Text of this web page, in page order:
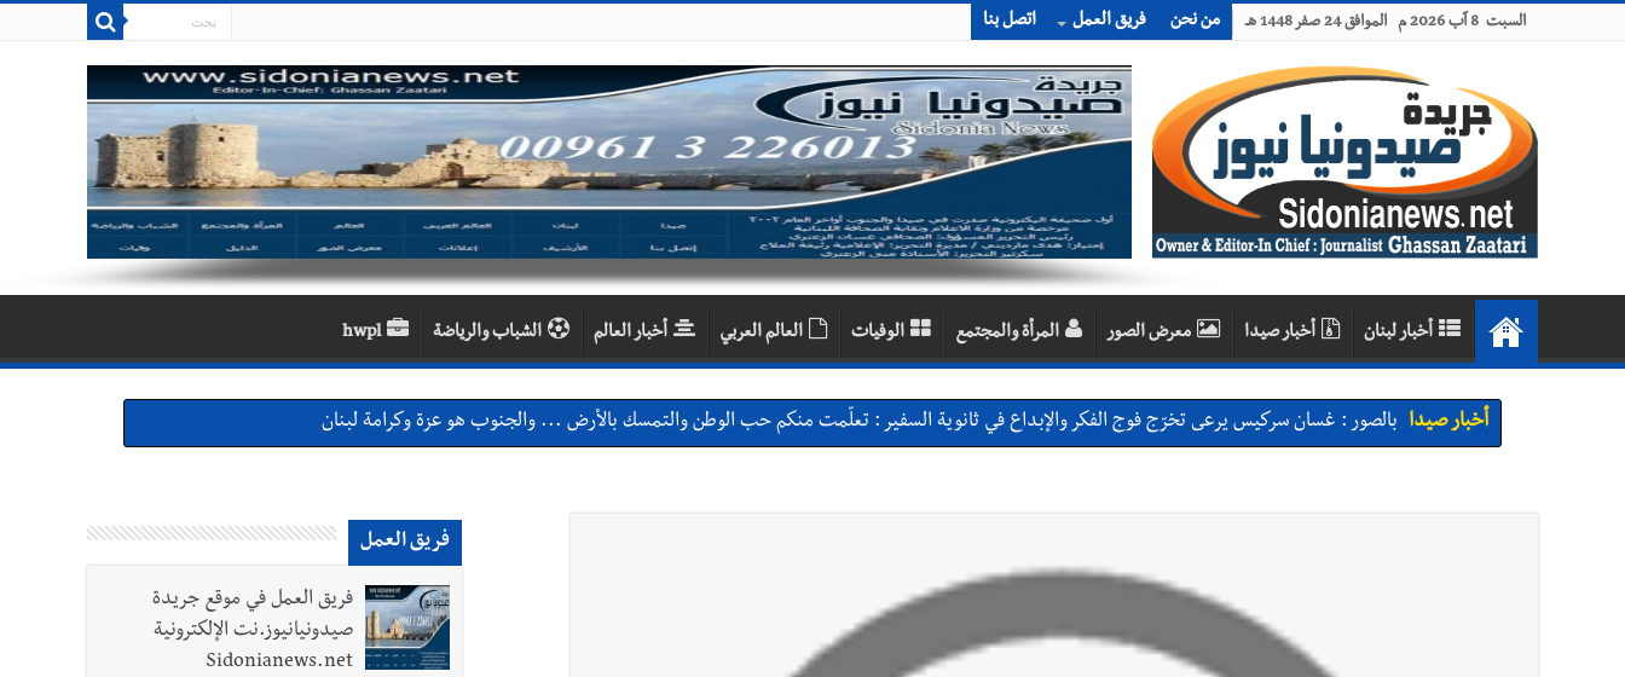
السبت 8 آب 2026 م الموافق 24 صفر 1448 هـ من نحن فريق العمل اتصل بنا
أخبار لبنان أخبار صيدا معرض الصور المرأة والمجتمع الوفيات العالم العربي أخبار العالم الشباب والرياضة hwpl
أخبار صيدا بالصور : غسان سركيس يرعى تخرّج فوج الفكر والإبداع في ثانوية السفير : تعلّمت منكم حب الوطن والتمسك بالأرض ... والجنوب هو عزة وكرامة لبنان
We are hiring in Saida - Apply now before 14 august ...مطلوب موظفة للعمل في الأكاديمية الدولية لبناء القدرات -صيدا
بلدية صيدا ومؤسسة الحريري تعقدان الاجتماع التشاوري الأول للمرصد الحضري
خرق إسرائيلي في زوطر الغربية وساتر ترابي قبالة آخر نقطة للجيش اللبناني
فريق العمل
فريق العمل في موقع جريدة
صيدونيانيوز.نت الإلكترونية
Sidonianews.net